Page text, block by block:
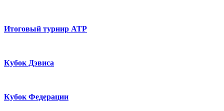
Итоговый турнир ATP
Кубок Дэвиса
Кубок Федерации